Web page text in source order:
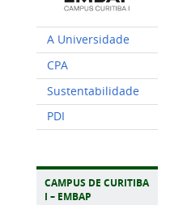
A Universidade
CPA
Sustentabilidade
PDI
CAMPUS DE CURITIBA
I – EMBAP